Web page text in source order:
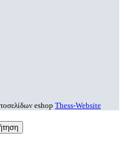
eshop Thess-Website